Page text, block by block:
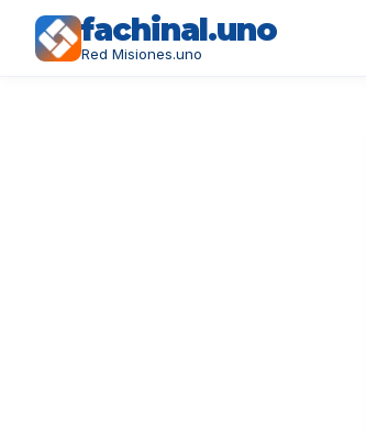
fachinal.uno
Red Misiones.uno